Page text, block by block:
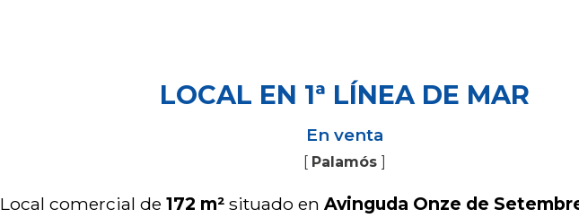
LOCAL EN 1ª LÍNEA DE MAR
En venta
Palamós
Local comercial de 172 m² situado en Avinguda Onze de